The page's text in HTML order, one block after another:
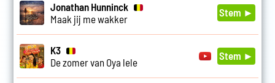
Jonathan Hunninck
Maak jij me wakker
Stem ►
K3
De zomer van Oya lele
Stem ►